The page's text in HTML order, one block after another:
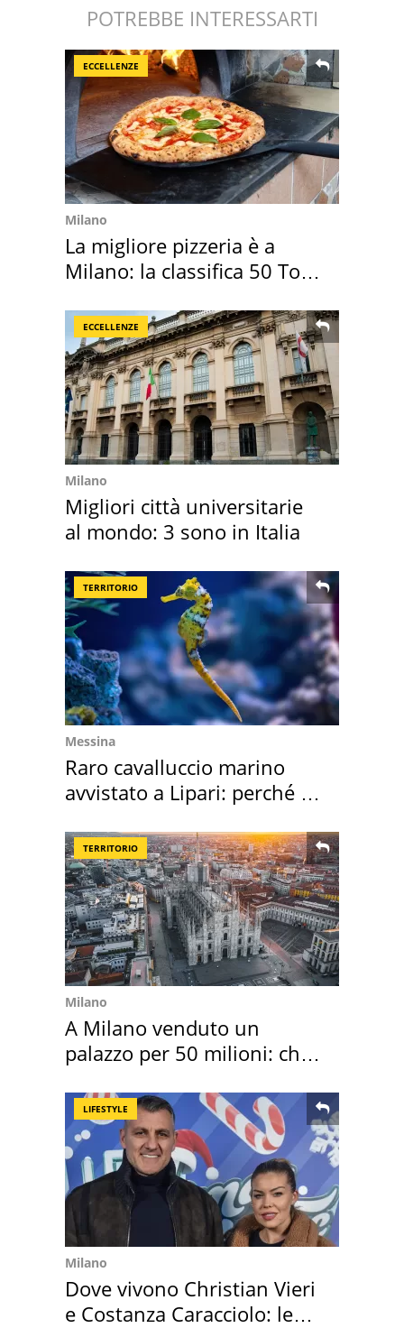
POTREBBE INTERESSARTI
ECCELLENZE
Milano
La migliore pizzeria è a
Milano: la classifica 50 Top
ECCELLENZE
Milano
Migliori città universitarie
al mondo: 3 sono in Italia
TERRITORIO
Messina
Raro cavalluccio marino
avvistato a Lipari: perché è
TERRITORIO
Milano
A Milano venduto un
palazzo per 50 milioni: chi
LIFESTYLE
Milano
Dove vivono Christian Vieri
e Costanza Caracciolo: le